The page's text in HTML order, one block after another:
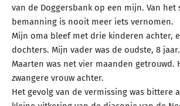
van de Doggersbank op een mijn. Van het
bemanning is nooit meer iets vernomen.
Mijn oma bleef met drie kinderen achter,
dochters. Mijn vader was de oudste, 8
Maarten was net vier maanden getrouwd.
zwangere vrouw achter.
Het gevolg van de vermissing was bittere